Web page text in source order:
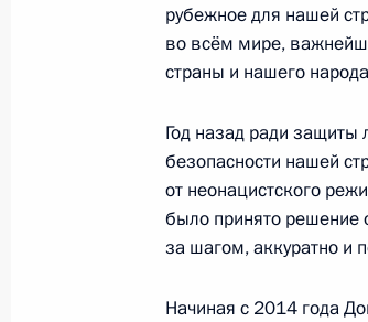
8 декабря 2023
Беседа с
празднования Дня
8 декабря 2023 года, 15:00
12 сентября 2023
рубежное для нашей
во всём мире,
страны и нашего
Год назад ради защиты
безопасности нашей
от неонацистского
было принято решение
за шагом, аккуратно и
Начиная с 2014 года